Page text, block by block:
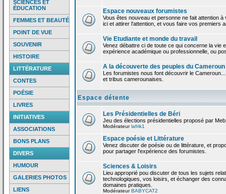
SCIENCES ET
ÉDUCATION
FEMMES ET BEAUTÉ
POINT DE VUE
SOUVENIR
HISTOIRE
LITTÉRATURE
CONTES
POÉSIE
LIVRES
INITIATIVES
ASSOCIATIONS
BONS PLANS
DIVERS
HUMOUR
GALERIES PHOTOS
LIENS
Espace nouveaux forumistes
Vous êtes nouveau et personne ne fait attention
ici et attirer l'attention, et vous faire vos premiers
Vie Etudiante et monde du travail
Venez débattre ci de toute ce qui concerne la vie
expérience académique ou professionnelle, ou
A la découverte des peuples du Cameroun
Les forumistes nous font découvrir le
et tribus camerounaises.
Espace détente
Les Présidentielles de Béri
Jeu des élections présidentielles proposé par Meb
Modérateurlafrik1
Espace poésie et Littérature
Venez discuter de poésie ou de littérature, et
pour partager l'expérience des forumistes.
Sciences & Loisirs
Lieu approprié pou discuter de tous les sujets
technologiques, vos loisirs, et échanger des
domaines pratiques.
ModérateurBABYCAT2